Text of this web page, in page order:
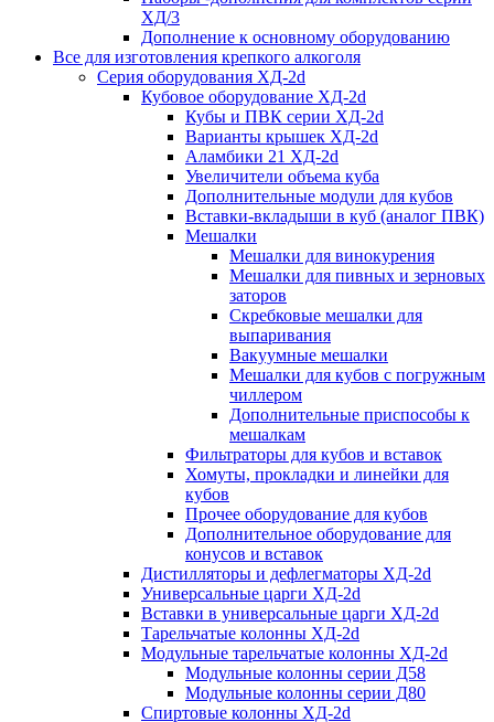
ХД/3
Дополнение к основному оборудованию
Все для изготовления крепкого алкоголя
Серия оборудования ХД-2d
Кубовое оборудование ХД-2d
Кубы и ПВК серии ХД-2d
Варианты крышек ХД-2d
Аламбики 21 ХД-2d
Увеличители объема куба
Дополнительные модули для кубов
Вставки-вкладыши в куб (аналог ПВК)
Мешалки
Мешалки для винокурения
Мешалки для пивных и зерновых
заторов
Скребковые мешалки для
выпаривания
Вакуумные мешалки
Мешалки для кубов с погружным
чиллером
Дополнительные приспособы к
мешалкам
Фильтраторы для кубов и вставок
Хомуты, прокладки и линейки для
кубов
Прочее оборудование для кубов
Дополнительное оборудование для
конусов и вставок
Дистилляторы и дефлегматоры ХД-2d
Универсальные царги ХД-2d
Вставки в универсальные царги ХД-2d
Тарельчатые колонны ХД-2d
Модульные тарельчатые колонны ХД-2d
Модульные колонны серии Д58
Модульные колонны серии Д80
Спиртовые колонны ХД-2d